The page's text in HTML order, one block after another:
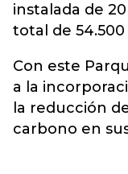
instalada de
total de
Con este
a la
la reducción
carbono en